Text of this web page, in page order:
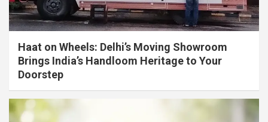
Haat on Wheels: Delhi’s Moving Showroom
Brings India’s Handloom Heritage to Your
Doorstep